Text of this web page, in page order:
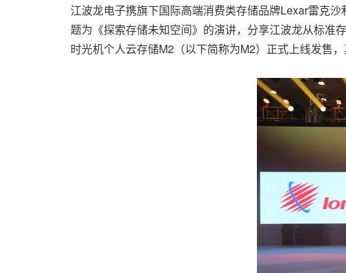
江波龙电子携旗下国际高端消费类存储品牌Lexar雷克
题为《探索存储未知空间》的演讲，分享江波龙从标准
时光机个人云存储M2（以下简称为M2）正式上线发售